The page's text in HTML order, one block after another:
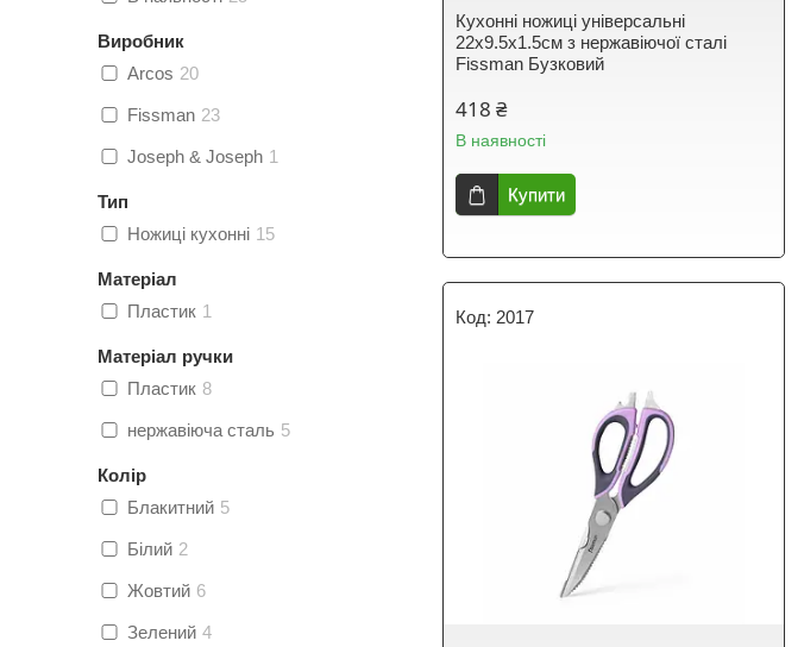
Кухонні ножиці універсальні
22х9.5х1.5см з нержавіючої сталі
Fissman Бузковий
418 ₴
В наявності
Купити
2017
Виробник
Arcos 20
Fissman 23
Joseph & Joseph 1
Тип
Ножиці кухонні 15
Матеріал
Пластик 1
Матеріал ручки
Пластик 8
нержавіюча сталь 5
Колір
Блакитний 5
Білий 2
Жовтий 6
Зелений 4